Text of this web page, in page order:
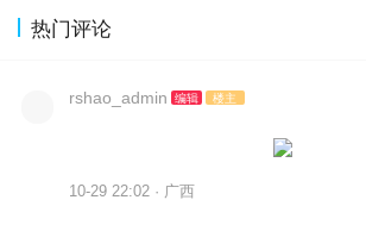
热门评论
rshao_admin 编辑 楼主
10-29 22:02 · 广西